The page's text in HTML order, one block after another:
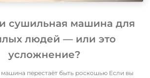
сушильная машина для
людей — или это
усложнение?
перестаёт быть роскошью Если вы